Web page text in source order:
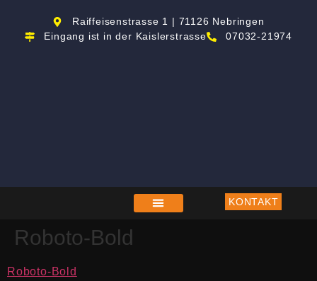
Raiffeisenstrasse 1 | 71126 Nebringen
Eingang ist in der Kaislerstrasse
07032-21974
KONTAKT
Roboto-Bold
Roboto-Bold